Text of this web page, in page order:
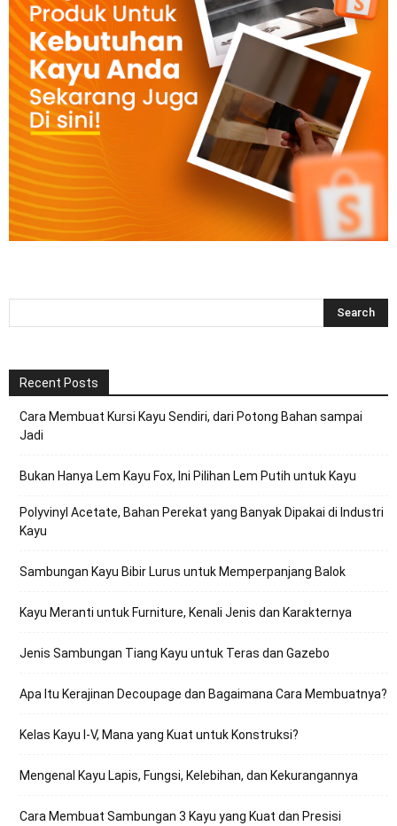
Recent Posts
Cara Membuat Kursi Kayu Sendiri, dari Potong Bahan sampai
Jadi
Bukan Hanya Lem Kayu Fox, Ini Pilihan Lem Putih untuk Kayu
Polyvinyl Acetate, Bahan Perekat yang Banyak Dipakai di Industri
Kayu
Sambungan Kayu Bibir Lurus untuk Memperpanjang Balok
Kayu Meranti untuk Furniture, Kenali Jenis dan Karakternya
Jenis Sambungan Tiang Kayu untuk Teras dan Gazebo
Apa Itu Kerajinan Decoupage dan Bagaimana Cara Membuatnya?
Kelas Kayu I-V, Mana yang Kuat untuk Konstruksi?
Mengenal Kayu Lapis, Fungsi, Kelebihan, dan Kekurangannya
Cara Membuat Sambungan 3 Kayu yang Kuat dan Presisi